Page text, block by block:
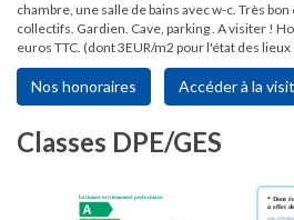
chambre, une salle de bains avec w-c. Très
collectifs. Gardien. Cave, parking . A visiter !
euros TTC. (dont 3EUR/m2 pour l'état des
Nos honoraires Accéder à la
Classes DPE/GES